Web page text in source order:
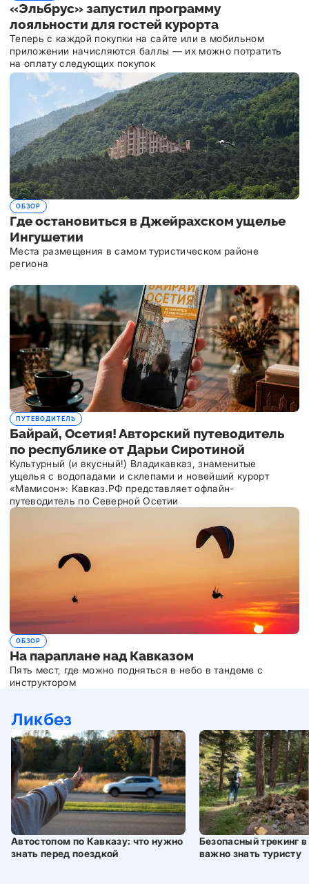
«Эльбрус» запустил программу
лояльности для гостей курорта
Теперь с каждой покупки на сайте или в мобильном
приложении начисляются баллы — их можно потратить
на оплату следующих покупок
ОБЗОР
Где остановиться в Джейрахском ущелье
Ингушетии
Места размещения в самом туристическом районе
региона
ПУТЕВОДИТЕЛЬ
Байрай, Осетия! Авторский путеводитель
по республике от Дарьи Сиротиной
Культурный (и вкусный!) Владикавказ, знаменитые
ущелья с водопадами и склепами и новейший курорт
«Мамисон»: Кавказ.РФ представляет офлайн-
путеводитель по Северной Осетии
ОБЗОР
На параплане над Кавказом
Пять мест, где можно подняться в небо в тандеме с
инструктором
Ликбез
Автостопом по Кавказу: что нужно
знать перед поездкой
Безопасный трекинг в
важно знать туристу